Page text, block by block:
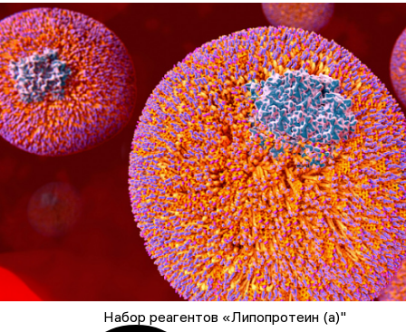
Набор реагентов «Липопротеин (а)"